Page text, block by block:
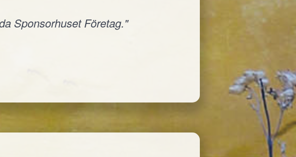
Sponsorhuset Företag."